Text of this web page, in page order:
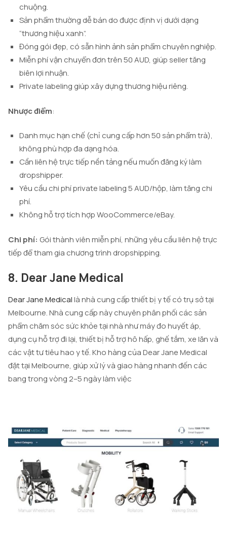
chuộng.
Sản phẩm thường dễ bán do được định vị dưới dạng
“thương hiệu xanh”.
Đóng gói đẹp, có sẵn hình ảnh sản phẩm chuyên nghiệp.
Miễn phí vận chuyển đơn trên 50 AUD, giúp seller tăng
biên lợi nhuận.
Private labeling giúp xây dựng thương hiệu riêng.
Nhược điểm:
Danh mục hạn chế (chỉ cung cấp hơn 50 sản phẩm trà),
không phù hợp đa dạng hóa.
Cần liên hệ trực tiếp nền tảng nếu muốn đăng ký làm
dropshipper.
Yêu cầu chi phí private labeling 5 AUD/hộp, làm tăng chi
phí.
Không hỗ trợ tích hợp WooCommerce/eBay.
Chi phí: Gói thành viên miễn phí, những yêu cầu liên hệ trực
tiếp để tham gia chương trình dropshipping.
8. Dear Jane Medical
Dear Jane Medicallà nhà cung cấp thiết bị y tế có trụ sở tại
Melbourne. Nhà cung cấp này chuyên phân phối các sản
phẩm chăm sóc sức khỏe tại nhà như máy đo huyết áp,
dụng cụ hỗ trợ đi lại, thiết bị hỗ trợ hô hấp, ghế tắm, xe lăn và
các vật tư tiêu hao y tế. Kho hàng của Dear Jane Medical
đặt tại Melbourne, giúp xử lý và giao hàng nhanh đến các
bang trong vòng 2–5 ngày làm việc